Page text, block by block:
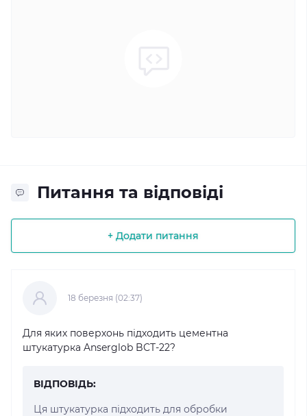
Питання та відповіді
+ Додати питання
18 березня (02:37)
Для яких поверхонь підходить цементна
штукатурка Anserglob BCT-22?
ВІДПОВІДЬ:
Ця штукатурка підходить для обробки